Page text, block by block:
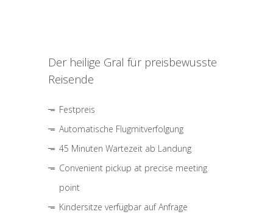
Der heilige Gral für preisbewusste
Reisende
Festpreis
Automatische Flugmitverfolgung
45 Minuten Wartezeit ab Landung
Convenient pickup at precise meeting
point
Kindersitze verfügbar auf Anfrage